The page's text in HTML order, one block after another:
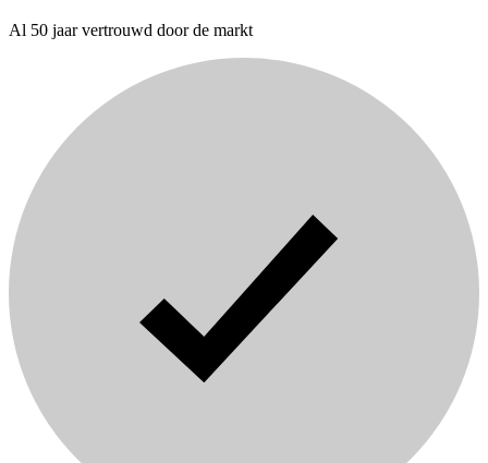
Al 50 jaar vertrouwd door de markt